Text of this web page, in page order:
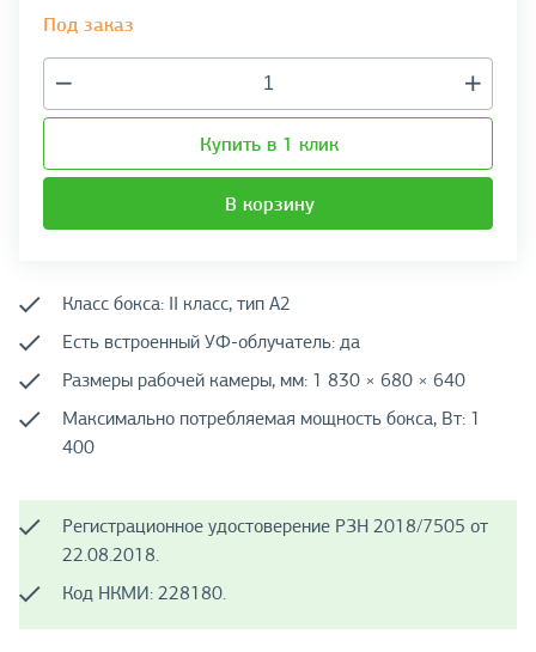
Под заказ
Купить в 1 клик
В корзину
Класс бокса: II класс, тип А2
Есть встроенный УФ-облучатель: да
Размеры рабочей камеры, мм: 1 830 × 680 × 640
Максимально потребляемая мощность бокса, Вт: 1
400
Регистрационное удостоверение РЗН 2018/7505 от
22.08.2018.
Код НКМИ: 228180.